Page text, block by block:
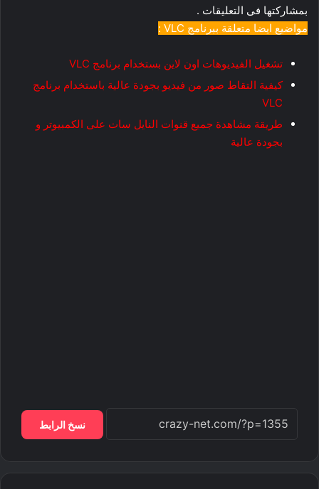
بمشاركتها فى التعليقات .
مواضيع ايضا متعلقة ببرنامج VLC :
تشغيل الفيديوهات اون لاين بستخدام برنامج VLC
كيفية التقاط صور من فيديو بجودة عالية باستخدام برنامج
VLC
طريقة مشاهدة جميع قنوات النايل سات على الكمبيوتر و
بجودة عالية
نسخ الرابط